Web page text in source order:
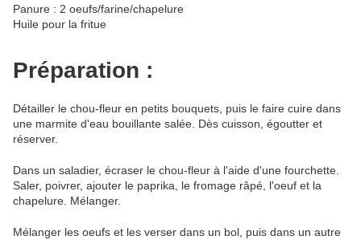
Panure : 2 oeufs/farine/chapelure
Huile pour la fritue
Préparation :
Détailler le chou-fleur en petits bouquets, puis le faire cuire dans
une marmite d'eau bouillante salée. Dès cuisson, égoutter et
réserver.
Dans un saladier, écraser le chou-fleur à l'aide d'une fourchette.
Saler, poivrer, ajouter le paprika, le fromage râpé, l'oeuf et la
chapelure. Mélanger.
Mélanger les oeufs et les verser dans un bol, puis dans un autre